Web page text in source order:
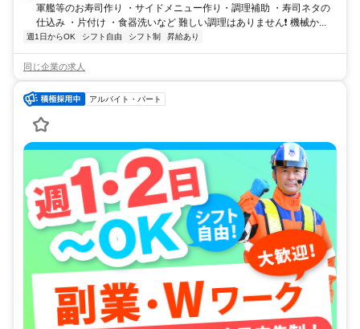
軍艦等のお寿司作り ・サイドメニュー作り・調理補助 ・寿司ネタの
仕込み ・片付け ・食器洗いなど 難しい調理はありません❗ 機械か...
週1日からOK シフト自由 シフト制 昇給あり
同じ企業の求人
アルバイト・パート